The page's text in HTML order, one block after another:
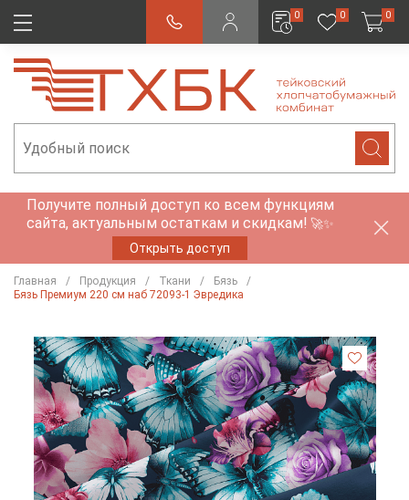
0 0 0
Получите полный доступ ко всем функциям
сайта, актуальным остаткам и скидкам! 🚀✨
Открыть доступ
Главная Продукция Ткани
Бязь
Бязь Премиум 220 см наб 72093-1 Эвредика